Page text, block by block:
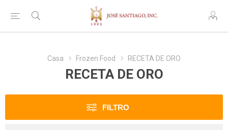
Casa Frozen Food RECETA DE ORO
RECETA DE ORO
FILTRO